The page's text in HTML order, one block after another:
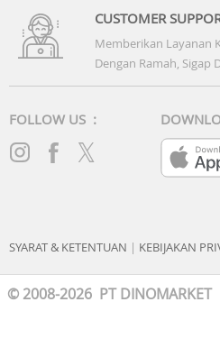
CUSTOMER
Memberikan Layanan
Dengan Ramah, Sigap
FOLLOW US :
SYARAT & KETENTUAN | KEBIJAKAN
© 2008-2026 PT DINOMARKET